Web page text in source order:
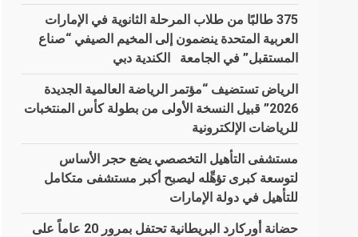
375 طالبًا من طلاب المرحلة الثانوية في الإمارات
العربية المتحدة ينضمون إلى المخيم الصيفي “صناع
المستقبل” في الجامعة الكندية دبي
الرياض تستضيف “مؤتمر الرياضة العالمية الجديدة
2026” قبيل النسخة الأولى من بطولة كأس المنتخبات
للرياضات الإلكترونية
مستشفى التأهيل التخصصي يضع حجر الأساس
لتوسعة كبرى تؤهِّله ليصبح أكبر مستشفى متكامل
للتأهيل في دولة الإمارات
حضانة أوركارد البريطانية تحتفل بمرور 20 عاماً على